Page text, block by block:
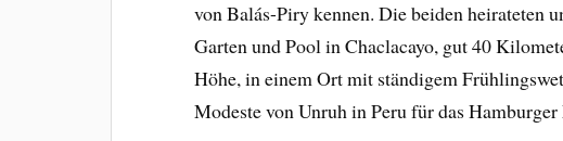
von Balás-Piry kennen. Die beiden heirateten
Garten und Pool in Chaclacayo, gut 40
Höhe, in einem Ort mit ständigem
Modeste von Unruh in Peru für das